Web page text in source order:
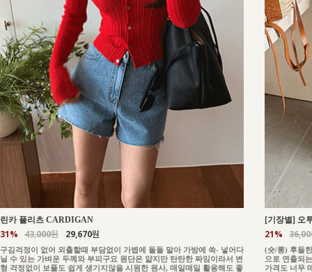
린카 플리츠 CARDIGAN
31% 43,000원 29,670원
구김걱정이 없어 외출할때 부담없이 가볍에 돌돌 말아 가방에 쏙- 넣어다
닐 수 있는 가벼운 두께와 부피구요 원단은 얇지만 탄탄한 짜임이라서 변
형 걱정없이 보풀도 쉽게 생기지않을 시원한 원사, 매일매일 활용해도 좋
[기장별] 오
21%
(숏/롱) 후들
으로 연출되
가격도 너무